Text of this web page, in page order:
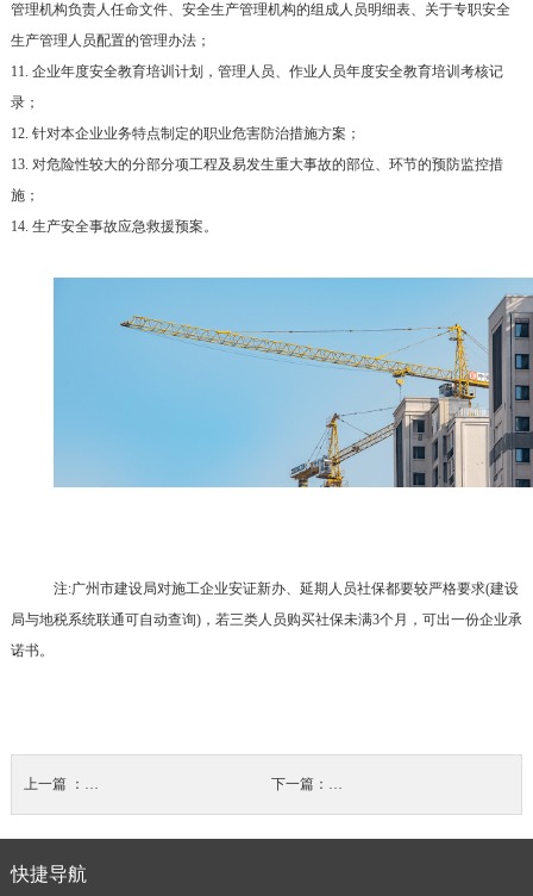
管理机构负责人任命文件、安全生产管理机构的组成人员明细表、关于专职安全
生产管理人员配置的管理办法；
11. 企业年度安全教育培训计划，管理人员、作业人员年度安全教育培训考核记
录；
12. 针对本企业业务特点制定的职业危害防治措施方案；
13. 对危险性较大的分部分项工程及易发生重大事故的部位、环节的预防监控措
施；
14. 生产安全事故应急救援预案。
注:广州市建设局对施工企业安证新办、延期人员社保都要较严格要求(建设
局与地税系统联通可自动查询)，若三类人员购买社保未满3个月，可出一份企业承
诺书。
建筑工程隐蔽工程验收内容和流程
快捷导航